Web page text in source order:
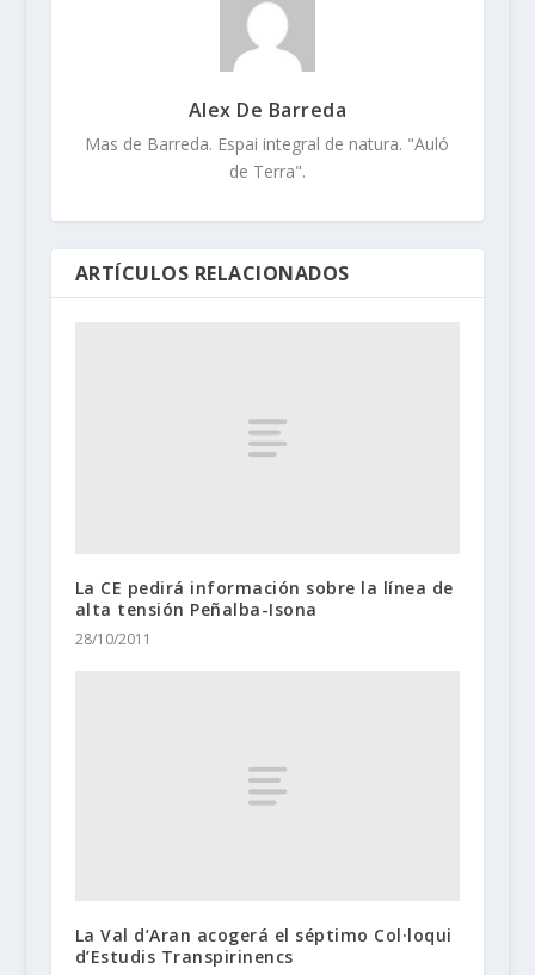
Alex De Barreda
Mas de Barreda. Espai integral de natura. "Auló
de Terra".
ARTÍCULOS RELACIONADOS
La CE pedirá información sobre la línea de
alta tensión Peñalba-Isona
28/10/2011
La Val d’Aran acogerá el séptimo Col·loqui
d’Estudis Transpirinencs